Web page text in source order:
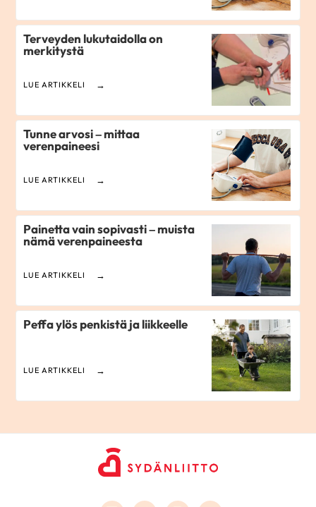
Terveyden lukutaidolla on
merkitystä
LUE ARTIKKELI
Tunne arvosi – mittaa
verenpaineesi
LUE ARTIKKELI
Painetta vain sopivasti – muista
nämä verenpaineesta
LUE ARTIKKELI
Peffa ylös penkistä ja liikkeelle
LUE ARTIKKELI